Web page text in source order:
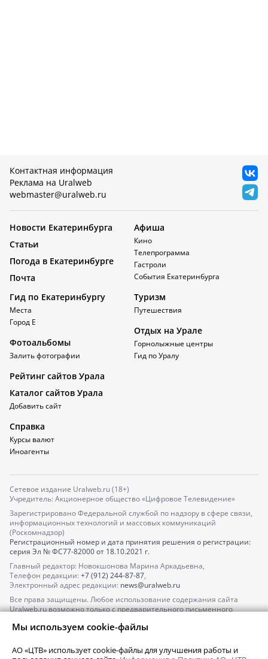
Контактная информация
Реклама на Uralweb
webmaster@uralweb.ru
Новости Екатеринбурга
Статьи
Погода в Екатеринбурге
Почта
Афиша
Кино
Телепрограмма
Гастроли
События Екатеринбурга
Гид по Екатеринбургу
Места
Город Е
Фотоальбомы
Залить фотографии
Туризм
Путешествия
Отдых на Урале
Горнолыжные центры
Гид по Уралу
Рейтинг сайтов Урала
Каталог сайтов Урала
Добавить сайт
Справка
Курсы валют
Иноагенты
Сетевое издание Uralweb.ru (18+)
Учредитель: Акционерное общество «Цифровое Телевидение»
Зарегистрировано Федеральной службой по надзору в сфере связи,
информационных технологий и массовых коммуникаций
(Роскомнадзор)
Регистрационный номер и дата принятия решения о регистрации:
серия Эл № ФС77-82000от 18.10.2021 г.
Главный редактор: Новокшонова Марина Аркадьевна,
Телефон редакции: +7 (912) 244-87-87,
Электронный адрес редакции: news@uralweb.ru
Все права защищены. Любое использование содержания сайта
Uralweb.ru возможно только с предварительного письменного
По вопросам размещения рекламы обращайтесь по тел.
По вопросам размещения информации в разделе «Афиша»
Мы используем cookie-файлы
АО «ЦТВ» использует cookie-файлы для улучшения работы и